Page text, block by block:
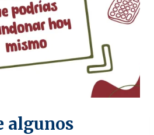
algunos